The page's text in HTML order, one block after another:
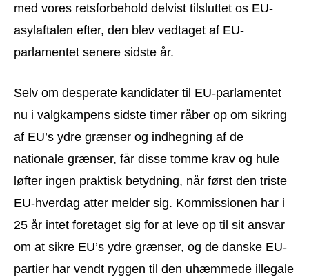
med vores retsforbehold delvist tilsluttet os EU-
asylaftalen efter, den blev vedtaget af EU-
parlamentet senere sidste år.
Selv om desperate kandidater til EU-parlamentet
nu i valgkampens sidste timer råber op om sikring
af EU’s ydre grænser og indhegning af de
nationale grænser, får disse tomme krav og hule
løfter ingen praktisk betydning, når først den triste
EU-hverdag atter melder sig. Kommissionen har i
25 år intet foretaget sig for at leve op til sit ansvar
om at sikre EU’s ydre grænser, og de danske EU-
partier har vendt ryggen til den uhæmmede illegale